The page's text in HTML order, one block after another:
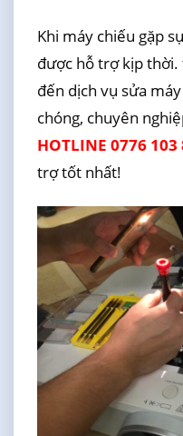
Khi máy chiếu gặp
được hỗ trợ kịp
đến dịch vụ sửa
chóng, chuyên
HOTLINE 0776 103
trợ tốt nhất!